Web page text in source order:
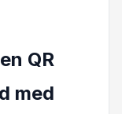
QR
med